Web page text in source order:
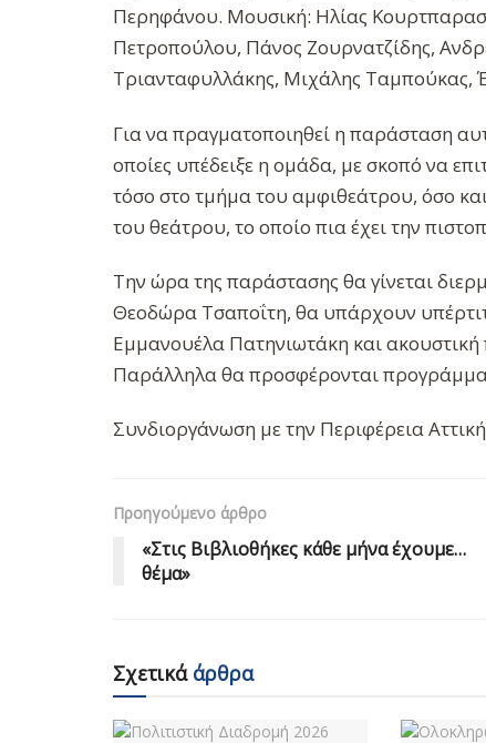
Περηφάνου. Μουσική: Ηλίας
Πετροπούλου, Πάνος Ζουρνατζίδης,
Τριανταφυλλάκης, Μιχάλης Ταμπούκας,
Για να πραγματοποιηθεί η παράσταση
οποίες υπέδειξε η ομάδα, με σκοπό να
τόσο στο τμήμα του αμφιθεάτρου, όσο
του θεάτρου, το οποίο πια έχει την
Την ώρα της παράστασης θα γίνεται
Θεοδώρα Τσαποΐτη, θα υπάρχουν
Εμμανουέλα Πατηνιωτάκη και
Παράλληλα θα προσφέρονται
Συνδιοργάνωση με την Περιφέρεια
Προηγούμενο άρθρο
«Στις Βιβλιοθήκες κάθε μήνα έχουμε…
θέμα»
Σχετικάάρθρα